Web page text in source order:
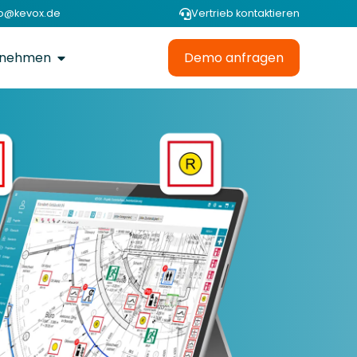
Vertrieb kontaktieren
Demo anfragen